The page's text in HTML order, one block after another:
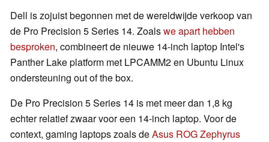
Dell is zojuist begonnen met de wereldwijde verkoop van
de Pro Precision 5 Series 14. Zoalswe apart hebben
besproken, combineert de nieuwe 14-inch laptop Intel's
Panther Lake platform met LPCAMM2 en Ubuntu Linux
ondersteuning out of the box.
De Pro Precision 5 Series 14 is met meer dan 1,8 kg
echter relatief zwaar voor een 14-inch laptop. Voor de
context, gaming laptops zoals deAsus ROG Zephyrus